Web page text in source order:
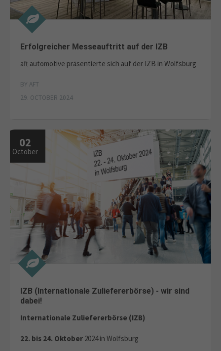
Erfolgreicher Messeauftritt auf der IZB
aft automotive präsentierte sich auf der IZB in Wolfsburg
BY AFT
29. OCTOBER 2024
02
October
IZB (Internationale Zuliefererbörse) - wir sind
dabei!
Internationale Zuliefererbörse (IZB)
22. bis 24. Oktober2024 in Wolfsburg